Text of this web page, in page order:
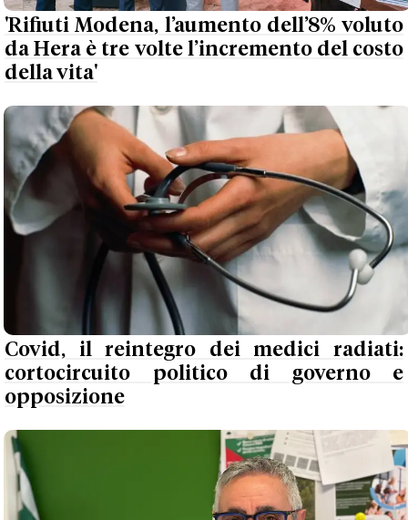
'Rifiuti Modena, l’aumento dell’8% voluto
da Hera è tre volte l’incremento del costo
della vita'
Covid, il reintegro dei medici radiati:
cortocircuito politico di governo e
opposizione